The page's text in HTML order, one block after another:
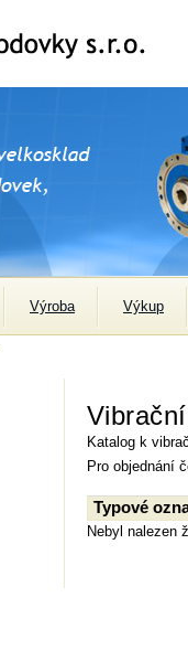
Výroba Výkup
Katalog k
Pro objednání
Typové
Nebyl nalezen